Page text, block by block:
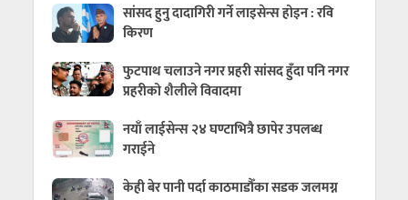
सांसद हुनु दादागिरी गर्ने लाइसेन्स होइन : रवि
किरण
फुटपाथ चलाउने नगर प्रहरी सांसद हुँदा पनि नगर
प्रहरीको शैलीले विवादमा
नयाँ लाईसेन्स २४ घण्टाभित्रै छापेर उपलब्ध
गराईने
केही बेर पानी पर्दा काठमाडौँका सडक जलमग्न